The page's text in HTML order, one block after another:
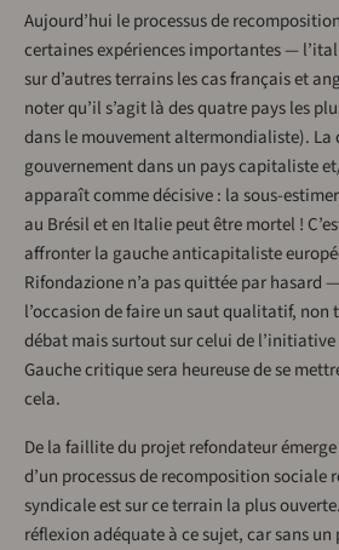
Aujourd’hui le processus de
certaines expériences importantes —
sur d’autres terrains les cas français et
noter qu’il s’agit là des quatre pays les
dans le mouvement altermondialiste). La
gouvernement dans un pays capitaliste
apparaît comme décisive : la sous-
au Brésil et en Italie peut être mortel !
affronter la gauche anticapitaliste
Rifondazione n’a pas quittée par hasard
l’occasion de faire un saut qualitatif, non
débat mais surtout sur celui de
Gauche critique sera heureuse de se
cela.
De la faillite du projet refondateur
d’un processus de recomposition sociale
syndicale est sur ce terrain la plus
réflexion adéquate à ce sujet, car sans